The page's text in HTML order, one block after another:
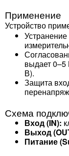
Применение
Устройство
выдает 0–5
В).
Защита
Схема
Вход (IN):
Выход
Питание